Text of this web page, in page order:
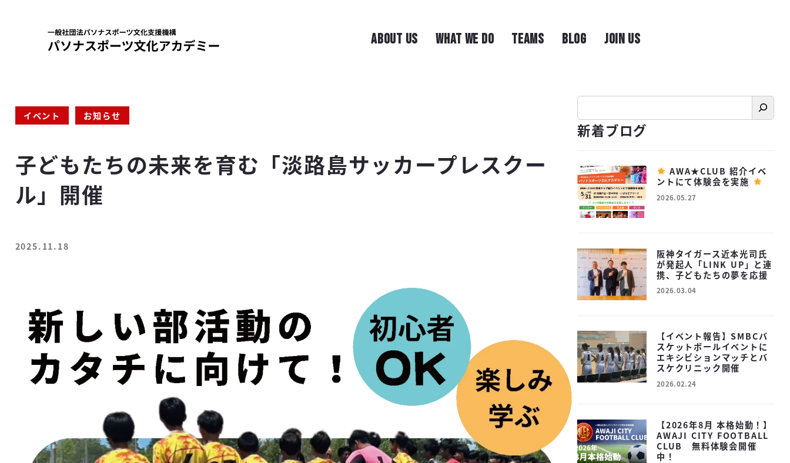
ABOUT US WHAT WE DO TEAMS BLOG JOIN US
子どもたちの未来を育む「淡路島サッカープレスクー
ル」開催
投稿日
2025.11.18
カテゴリー
イベント カテゴリー
お知らせ
検
新着ブログ
AWA★CLUB 紹介イベ
ントにて体験会を実施
投稿日
2026.05.27
阪神タイガース近本光司氏
が発起人「LINK UP」と連
携、子どもたちの夢を応援
投稿日
2026.03.04
【イベント報告】SMBCバ
スケットボールイベントに
エキシビションマッチとバ
スケクリニック開催
投稿日
2026.02.24
【2026年8月 本格始動！】
AWAJI CITY FOOTBALL
CLUB 無料体験会開催
中！